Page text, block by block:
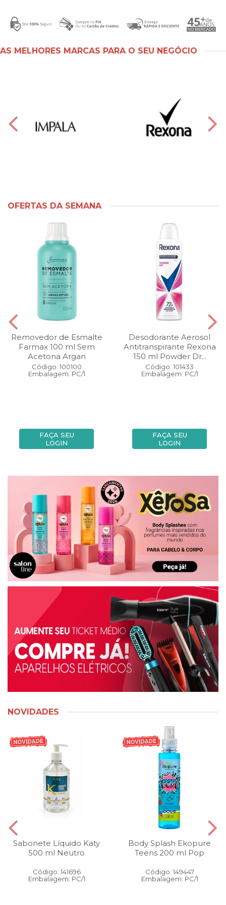
AS MELHORES MARCAS PARA O SEU NEGÓCIO
OFERTAS DA SEMANA
Removedor de Esmalte
Farmax 100 ml Sem
Acetona Argan
Código: 100100
Embalagem: PC/1
FAÇA SEU
LOGIN
Desodorante Aerosol
Antitranspirante Rexona
150 ml Powder Dr...
Código: 101433
Embalagem: PC/1
FAÇA SEU
LOGIN
NOVIDADES
Sabonete Líquido Katy
500 ml Neutro
Código: 141696
Embalagem: PC/1
Body Splash Ekopure
Teens 200 ml Pop
Código: 149447
Embalagem: PC/1